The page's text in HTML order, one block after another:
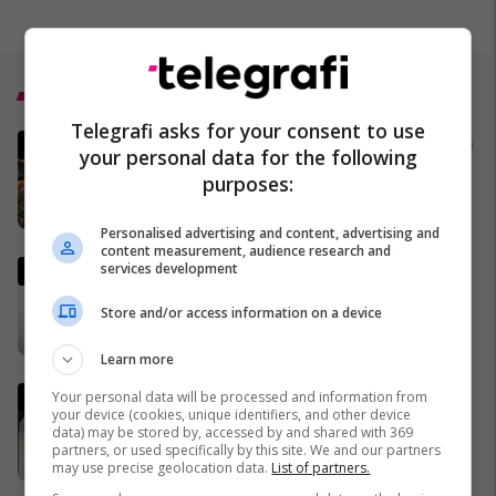
MINUTË PAS MINUTE - Gjithçka
që po ndodh në Iran dhe
Lindjen e Mesme
Shefi i gjigantit të naftës: Nëse
gjashtë muaj, të gjitha
Vaktia e Ramazanit 2026 në
Kosovë
29/01/2026
Telegrafi asks for your consent to use
your personal data for the following
purposes:
Personalised advertising and content, advertising and
content measurement, audience research and
services development
Store and/or access information on a device
Learn more
Your personal data will be processed and information from
your device (cookies, unique identifiers, and other device
data) may be stored by, accessed by and shared with 369
partners, or used specifically by this site. We and our partners
may use precise geolocation data. List of partners.